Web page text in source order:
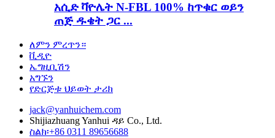
አሲድ ቫዮሌት N-FBL 100% ከጥቁር ወይን
ጠጅ ዱቄት ጋር ...
ለምን ምረጥን።
ቪዲዮ
ኤግዚቢሽን
አግኙን
የድርጅቱ ህይወት ታሪክ
jack@yanhuichem.com
Shijiazhuang Yanhui ዳይ Co., Ltd.
ስልክ፡+86 0311 89656688